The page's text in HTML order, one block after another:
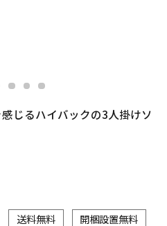
じるハイバックの3人掛けソ
送料無料 開梱設置無料